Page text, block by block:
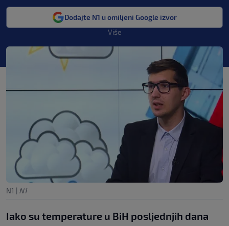
Dodajte N1 u omiljeni Google izvor
Više
N1 | N1
Iako su temperature u BiH posljednjih dana